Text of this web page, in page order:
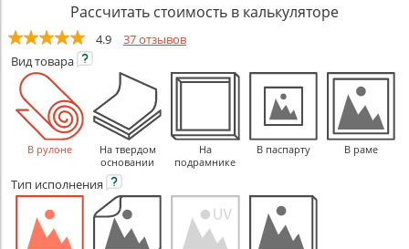
Рассчитать стоимость в калькуляторе
4.9
37 отзывов
Видтовара
В рулоне
На твердом
основании
На
подрамнике
В паспарту В раме
Тип исполнения